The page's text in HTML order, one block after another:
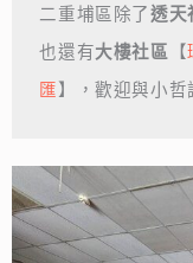
二重埔區除了 透天
也還有大樓社區 【
匯】，歡迎與小哲